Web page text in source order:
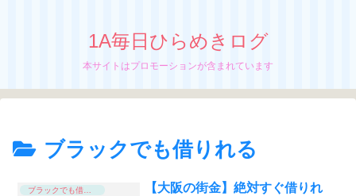
1A毎日ひらめきログ
本サイトはプロモーションが含まれています
ブラックでも借りれる
ブラックでも借りれる
【大阪の街金】絶対すぐ借りれ